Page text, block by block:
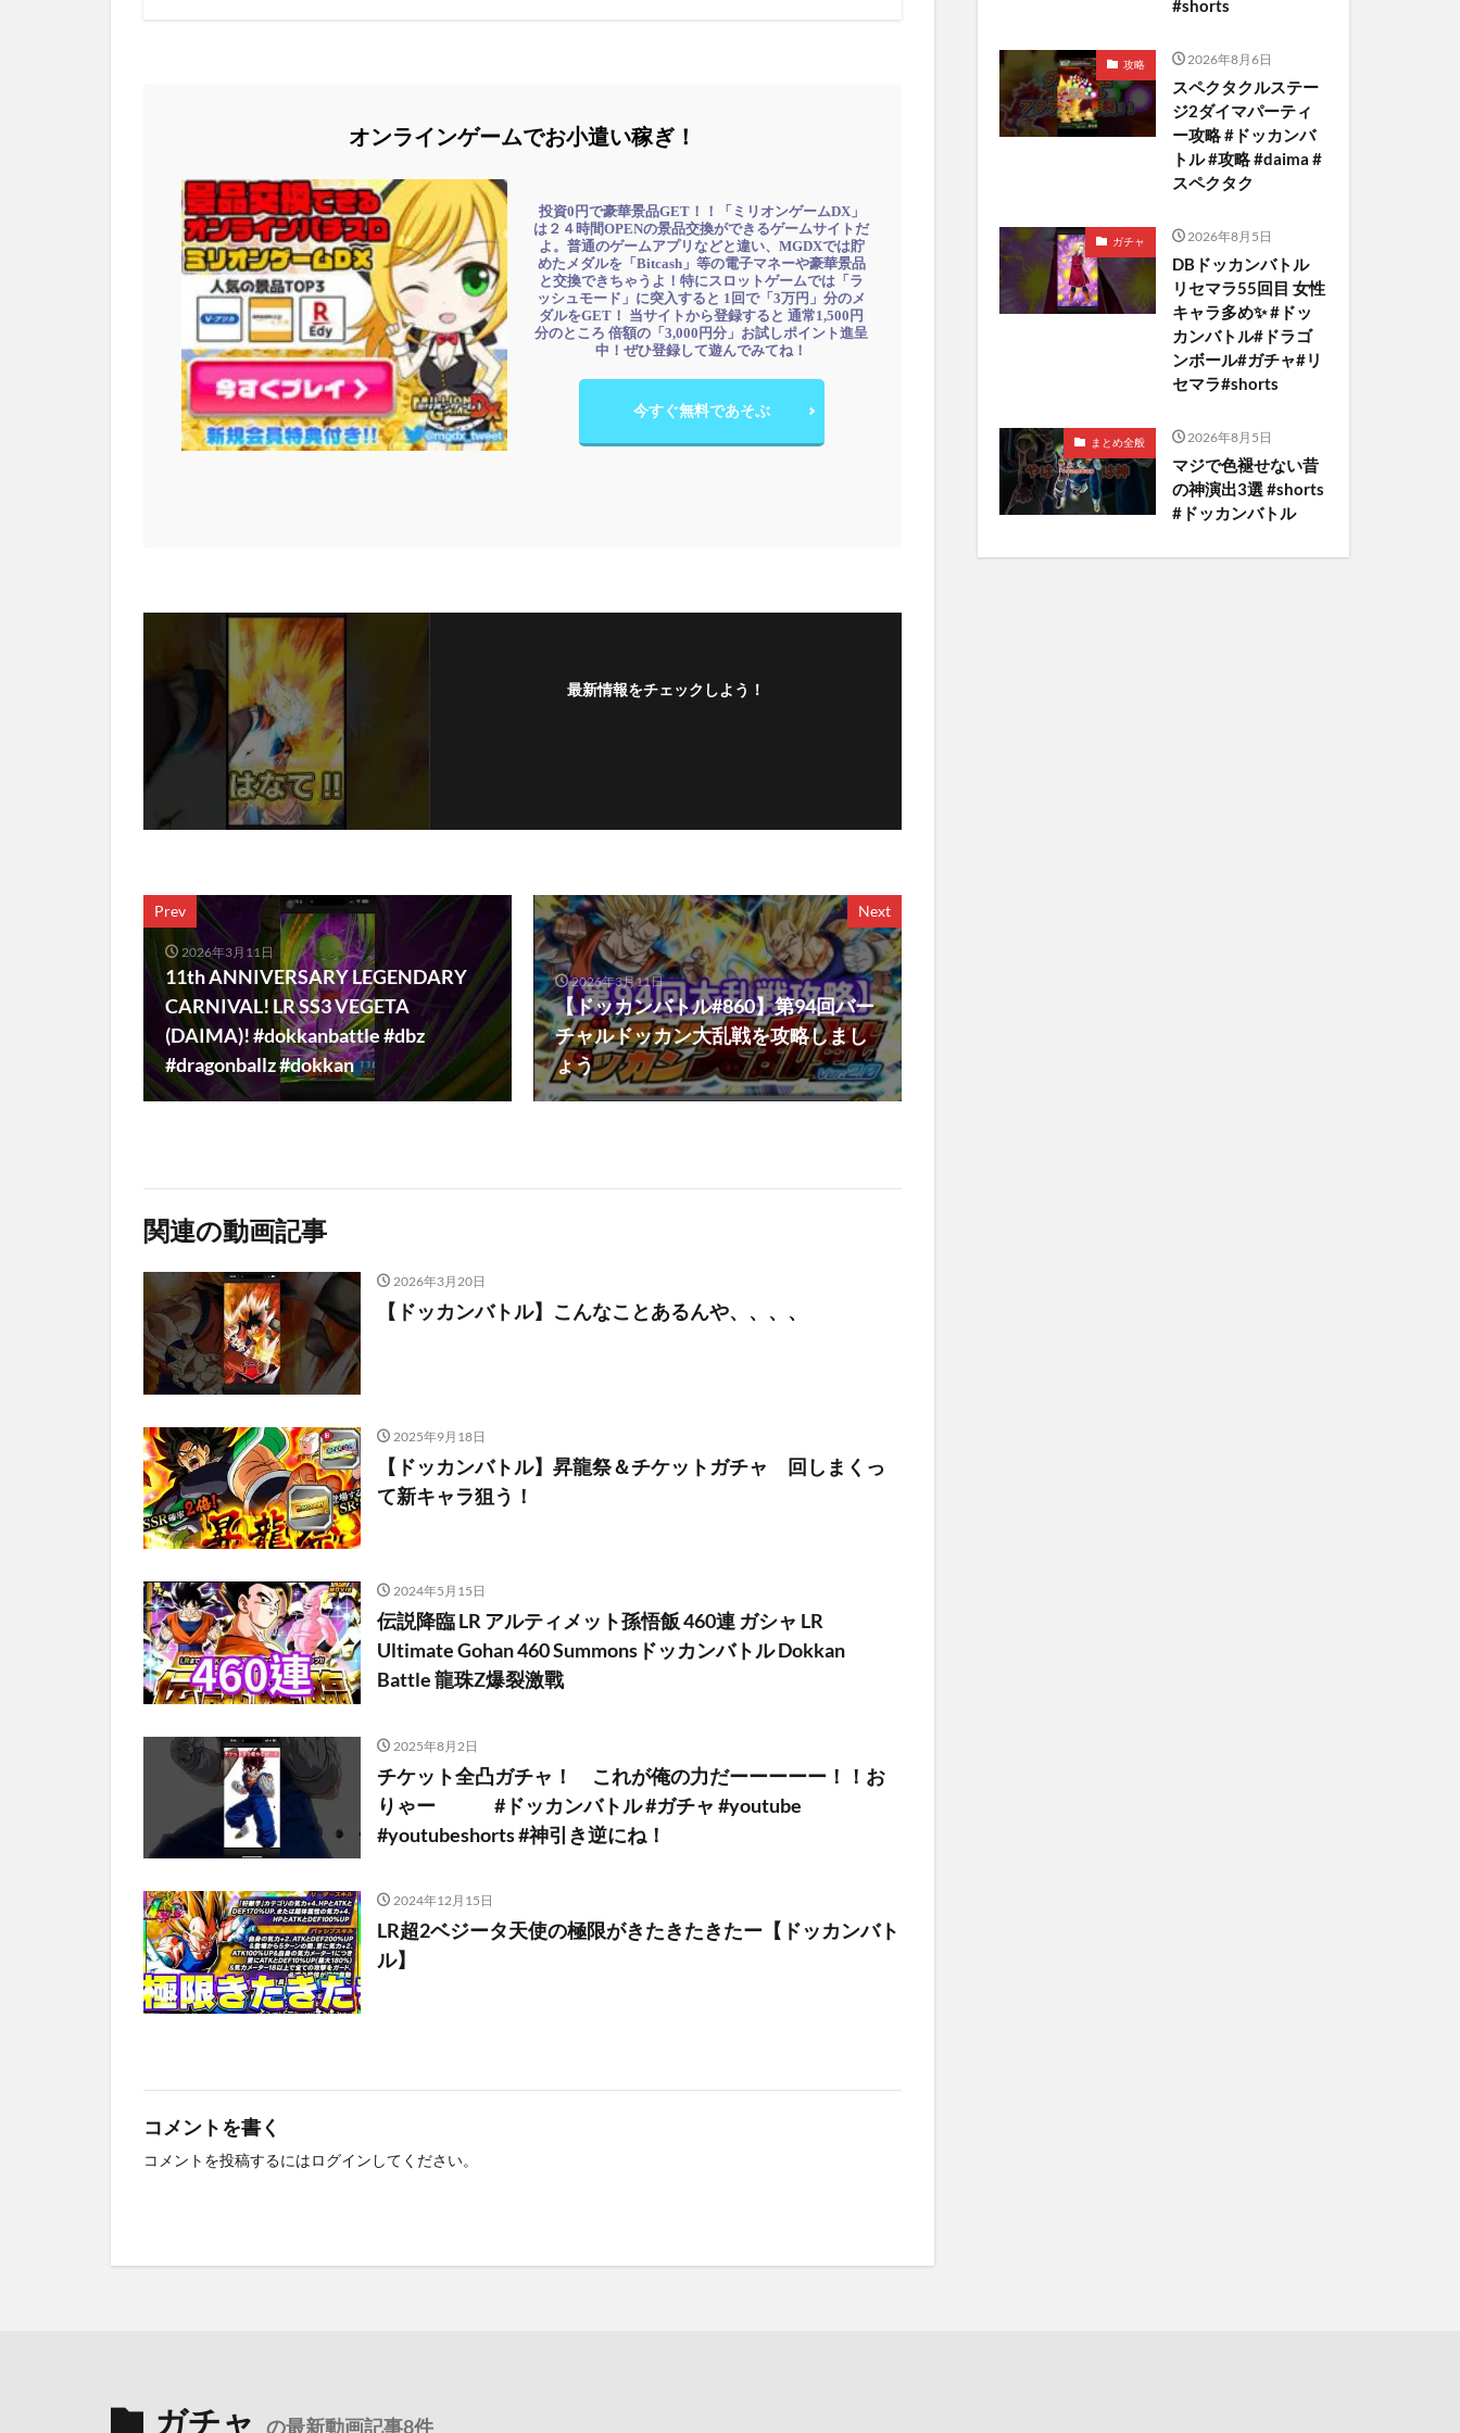
オンラインゲームでお小遣い稼ぎ！
投資0円で豪華景品GET！！「ミリオンゲームDX」
は２４時間OPENの景品交換ができるゲームサイトだ
よ。普通のゲームアプリなどと違い、MGDXでは貯
めたメダルを「Bitcash」等の電子マネーや豪華景品
と交換できちゃうよ！特にスロットゲームでは「ラ
ッシュモード」に突入すると 1回で「3万円」分のメ
ダルをGET！ 当サイトから登録すると 通常1,500円
分のところ 倍額の「3,000円分」お試しポイント進呈
中！ぜひ登録して遊んでみてね！
今すぐ無料であそぶ
最新情報をチェックしよう！
Prev
2026年3月11日
11th ANNIVERSARY LEGENDARY
CARNIVAL! LR SS3 VEGETA
(DAIMA)! #dokkanbattle #dbz
#dragonballz #dokkan
Next
2026年3月11日
【ドッカンバトル#860】第94回バー
チャルドッカン大乱戦を攻略しまし
ょう
関連の動画記事
2026年3月20日
【ドッカンバトル】こんなことあるんや、、、、
2025年9月18日
【ドッカンバトル】昇龍祭＆チケットガチャ 回しまくっ
て新キャラ狙う！
2024年5月15日
伝説降臨 LR アルティメット孫悟飯 460連 ガシャ LR
Ultimate Gohan 460 Summonsドッカンバトル Dokkan
Battle 龍珠Z爆裂激戰
2025年8月2日
チケット全凸ガチャ！ これが俺の力だーーーーー！！お
りゃー #ドッカンバトル #ガチャ #youtube
#youtubeshorts #神引き逆にね！
2024年12月15日
LR超2ベジータ天使の極限がきたきたきたー【ドッカンバト
ル】
コメントを書く
コメントを投稿するにはログイン してください。
#shorts
攻略 2026年8月6日
スペクタクルステー
ジ2ダイマパーティ
ー攻略 #ドッカンバ
トル #攻略 #daima #
スペクタク
ガチャ 2026年8月5日
DBドッカンバトル
リセマラ55回目 女性
キャラ多め✨️ #ドッ
カンバトル#ドラゴ
ンボール#ガチャ#リ
セマラ#shorts
まとめ全般 2026年8月5日
マジで色褪せない昔
の神演出3選 #shorts
#ドッカンバトル
ガチャ の最新動画記事8件